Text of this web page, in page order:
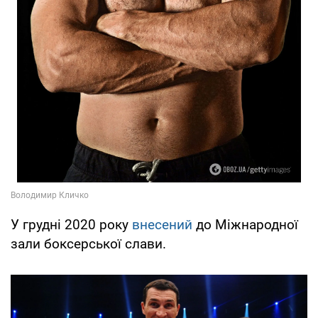
У грудні 2020 року внесений до Міжнародної
зали боксерської слави.